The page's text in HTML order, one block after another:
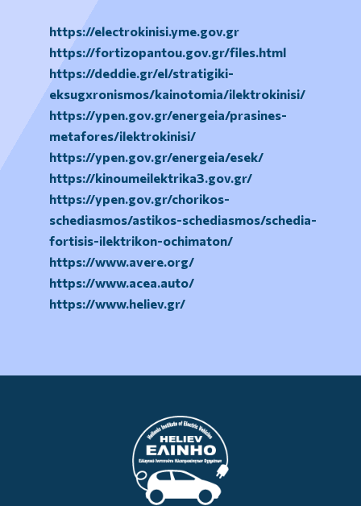
https://electrokinisi.yme.gov.gr
https://fortizopantou.gov.gr/files.html
https://deddie.gr/el/stratigiki-
eksugxronismos/kainotomia/ilektrokinisi/
https://ypen.gov.gr/energeia/prasines-
metafores/ilektrokinisi/
https://ypen.gov.gr/energeia/esek/
https://kinoumeilektrika3.gov.gr/
https://ypen.gov.gr/chorikos-
schediasmos/astikos-schediasmos/schedia-
fortisis-ilektrikon-ochimaton/
https://www.avere.org/
https://www.acea.auto/
https://www.heliev.gr/